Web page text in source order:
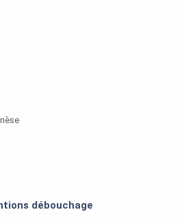
débouchage